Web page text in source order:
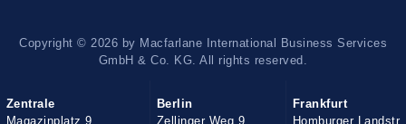
Copyright © 2026 by Macfarlane International Business Services
GmbH & Co. KG. All rights reserved.
Zentrale
Magazinplatz 9
Berlin
Zellinger Weg 9
Frankfurt
Homburger Landstr.